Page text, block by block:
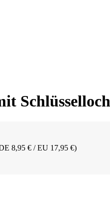
8,95 € / EU 17,95 €)